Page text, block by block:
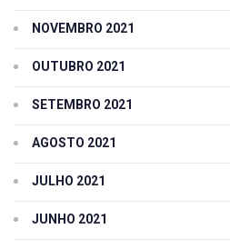
NOVEMBRO 2021
OUTUBRO 2021
SETEMBRO 2021
AGOSTO 2021
JULHO 2021
JUNHO 2021